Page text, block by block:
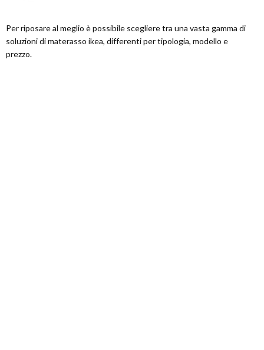
Per riposare al meglio è possibile scegliere tra una vasta gamma di
soluzioni di materasso ikea, differenti per tipologia, modello e
prezzo.